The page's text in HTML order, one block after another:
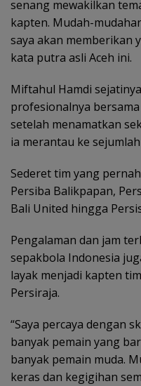
senang mewakilkan
kapten. Mudah-
saya akan memberikan
kata putra asli Aceh ini.
Miftahul Hamdi
profesionalnya
setelah menamatkan
ia merantau ke
Sederet tim yang
Persiba Balikpapan,
Bali United hingga
Pengalaman dan jam
sepakbola Indonesia
layak menjadi kapten
Persiraja.
“Saya percaya dengan
banyak pemain yang
banyak pemain muda.
keras dan kegigihan